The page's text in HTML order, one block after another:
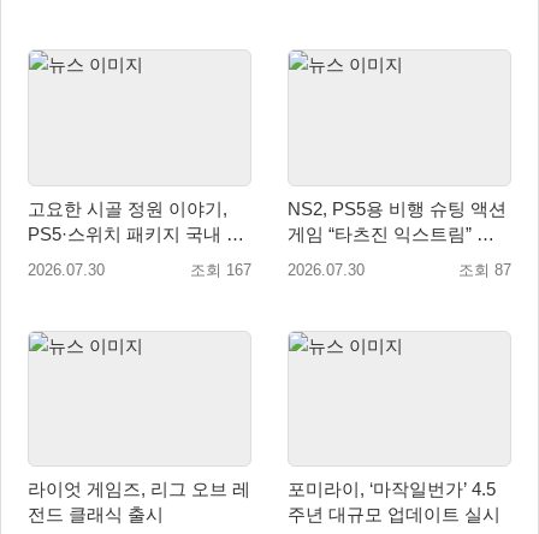
고요한 시골 정원 이야기,
PS5·스위치 패키지 국내 정
식 출시
2026.07.30 조회 167
NS2, PS5용 비행 슈팅 액션
게임 “타츠진 익스트림” 패
키지 버전 정식 발매!
2026.07.30 조회 87
라이엇 게임즈, 리그 오브 레
전드 클래식 출시
포미라이, ‘마작일번가’ 4.5
주년 대규모 업데이트 실시